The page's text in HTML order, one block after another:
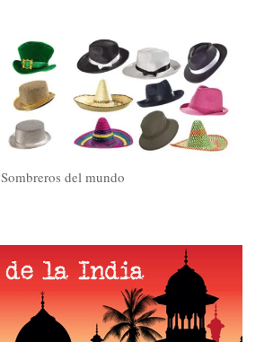
Sombreros del mundo